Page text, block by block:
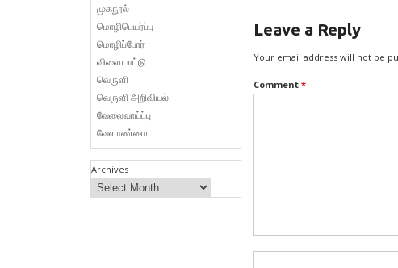
Leave a Reply
Your email address will not be
Comment *
முகநூல்
மொழிபெயர்ப்பு
மொழிப்போர்
விளையாட்டு
வெருளி
வெருளி அறிவியல்
வேலைவாய்ப்பு
வேளாண்மை
Archives